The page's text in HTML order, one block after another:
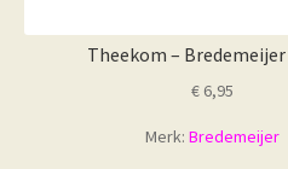
Theekom – Bredemeijer
€ 6,95
Merk: Bredemeijer